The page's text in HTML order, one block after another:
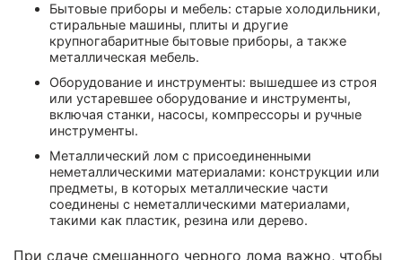
Бытовые приборы и мебель: старые холодильники,
стиральные машины, плиты и другие
крупногабаритные бытовые приборы, а также
металлическая мебель.
Оборудование и инструменты: вышедшее из строя
или устаревшее оборудование и инструменты,
включая станки, насосы, компрессоры и ручные
инструменты.
Металлический лом с присоединенными
неметаллическими материалами: конструкции или
предметы, в которых металлические части
соединены с неметаллическими материалами,
такими как пластик, резина или дерево.
При сдаче смешанного черного лома важно, чтобы